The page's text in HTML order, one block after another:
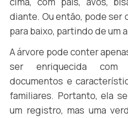
diante. Ou então, pode ser
para baixo, partindo de um
A árvore pode conter
ser enriquecida com
documentos e
familiares. Portanto, ela
um registro, mas uma